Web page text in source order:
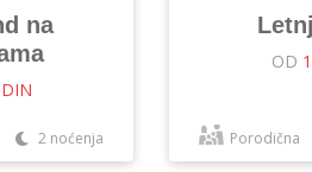
na
2 noćenja
OD
Porodična